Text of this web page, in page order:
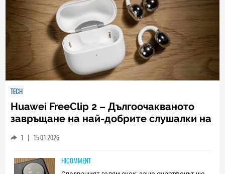
TECH
Huawei FreeClip 2 – Дългоочакваното
завръщане на най-добрите слушалки на
1 | 15.01.2026
HICOMMENT